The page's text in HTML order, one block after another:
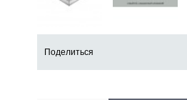
Поделиться